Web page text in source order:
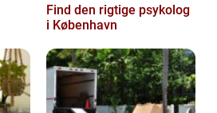
Find den rigtige psykolog
i København